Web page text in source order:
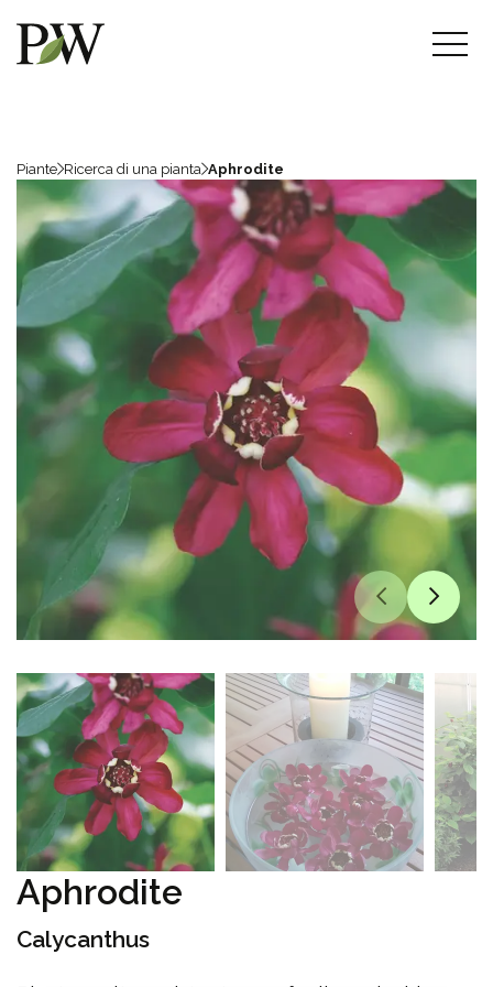
Piante Ricerca di una pianta Aphrodite
Aphrodite
Calycanthus